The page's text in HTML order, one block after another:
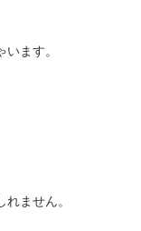
ます。
ません。